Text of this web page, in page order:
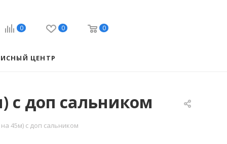
0 0 0
ЦЕНТР
с доп сальником
45м) с доп сальником